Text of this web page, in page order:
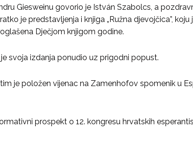
Giesweinu govorio je István Szabolcs, a
je predstavljenja i knjiga „Ružna djevojčica”,
Dječjom knjigom godine.
svoja izdanja ponudio uz prigodni popust.
je položen vijenac na Zamenhofov spomenik u
prospekt o 12. kongresu hrvatskih